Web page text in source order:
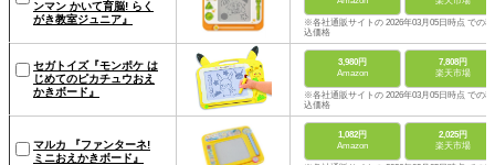
ンマン かいて育脳! らく
がき教室ジュニア』
※各社通販サイトの 2026年03月05日時点 での税
込価格
セガトイズ『モンポケ は
じめてのピカチュウおえ
かきボード』
3,980円
Amazon
7,808円
楽天市場
※各社通販サイトの 2026年03月05日時点 での税
込価格
マルカ 『ファンターネ!
ミニおえかきボード』
1,082円
Amazon
2,025円
楽天市場